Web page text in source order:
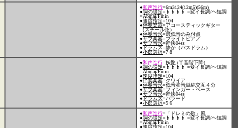
●和声進行=6m3124(12m5)(56m)
●調の設定=♭♭♭♭ =変イ長調/ヘ短調
=Abmaj/Fmin
●速度指定=104
●伴奏楽器=アコースティックギター
（スチール弦）
●伴奏音形=最低音のみ付点
●サブ楽器=ブライトピアノ
●サブ音形=軽快04ss
●ドラムス=静か（バスドラム）
●小節選択=7 8
●和声進行=妖艶 (半音階下降)
●調の設定=♭♭♭♭ =変イ長調/ヘ短調
=Abmaj/Fmin
●速度指定=104
●伴奏楽器=クワイア
●伴奏音形=低音和音単純交互４分
●サブ楽器=フィンガー・ベース
●サブ音形=軽快04ss
●ドラムス=バラード
●小節選択=5 6
●和声進行=「ドレミの歌」風
●調の設定=♭♭♭♭ =変イ長調/ヘ短調
=Abmaj/Fmin
●速度指定=104